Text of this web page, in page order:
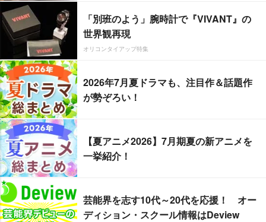
「別班のよう」腕時計で『VIVANT』の
世界観再現
オリコンタイアップ特集
2026年7月夏ドラマも、注目作＆話題作
が勢ぞろい！
【夏アニメ2026】7月期夏の新アニメを
一挙紹介！
芸能界を志す10代～20代を応援！ オー
ディション・スクール情報はDeview